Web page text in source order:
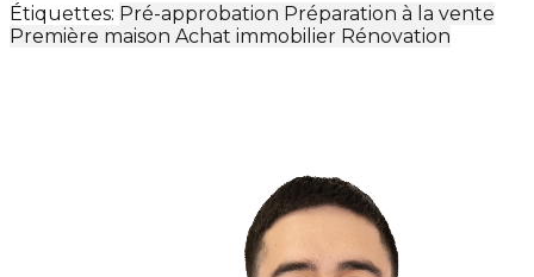
Étiquettes: Pré-approbation Préparation à la vente
Première maison Achat immobilier Rénovation